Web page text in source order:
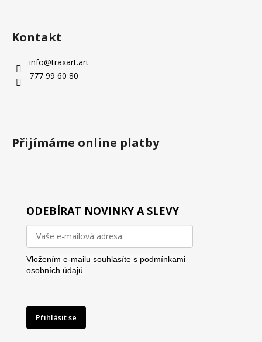
Kontakt
info@traxart.art
777 99 60 80
Přijímáme online platby
ODEBÍRAT NOVINKY A SLEVY
Vložením e-mailu souhlasíte s podmínkami
osobních údajů.
Přihlásit se